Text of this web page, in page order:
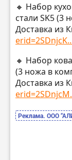
🔸 Набор
стали SK5 (3
Доставка из
🔸 Набор
(3 ножа в
Доставка из
Реклама. ООО